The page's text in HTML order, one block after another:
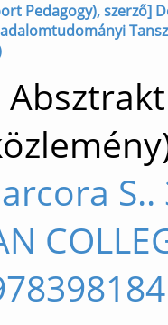
Pedagogy), szerző]